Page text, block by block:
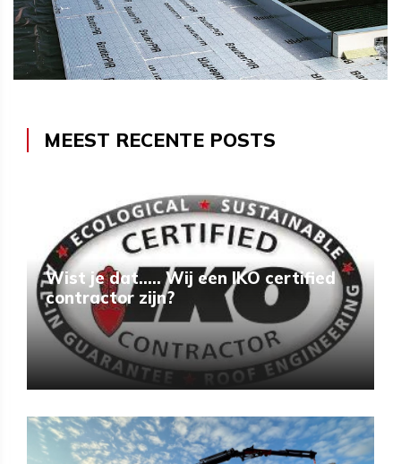
MEEST RECENTE POSTS
Wist je dat..... Wij een IKO certified
contractor zijn?